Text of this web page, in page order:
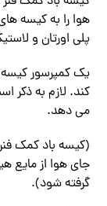
هوا را به کیسه
پلی اورتان و
یک کمپرسور
کند. لازم به ذکر
می دهد.
(کیسه باد کمک
جای هوا از مایع
گرفته شود).